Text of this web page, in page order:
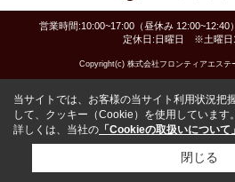
営業時間:10:00~17:00（昼休み 12:00~12:40
定休日:日曜日 ※土曜日
Copyright(c) 株式会社フロンティアエステ
当サイトでは、お客様の当サイト利用状況把
して、クッキー（Cookie）を使用しています。
詳しくは、当社の 「Cookieの取扱いについて」
閉じる